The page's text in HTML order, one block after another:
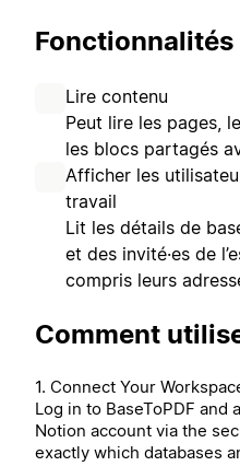
Fonctionnalités
Lire contenu
Peut lire les pages,
les blocs partagés
Afficher les
travail
Lit les détails de
et des invité·es de
compris leurs
Comment
1. Connect Your
Log in to BaseToPDF
Notion account via the
exactly which databases